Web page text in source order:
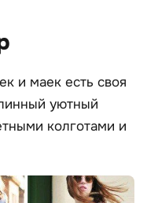
и маек есть своя
уютный
колготами и